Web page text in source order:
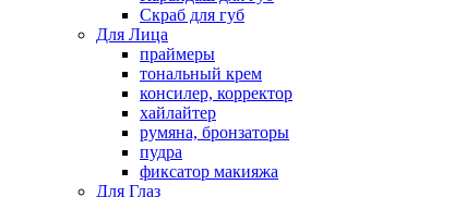
Скраб для губ
Для Лица
праймеры
тональный крем
консилер, корректор
хайлайтер
румяна, бронзаторы
пудра
фиксатор макияжа
Для Глаз